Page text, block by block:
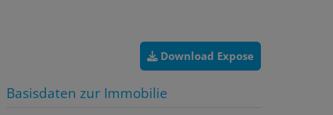
Download Expose
Basisdaten zur Immobilie